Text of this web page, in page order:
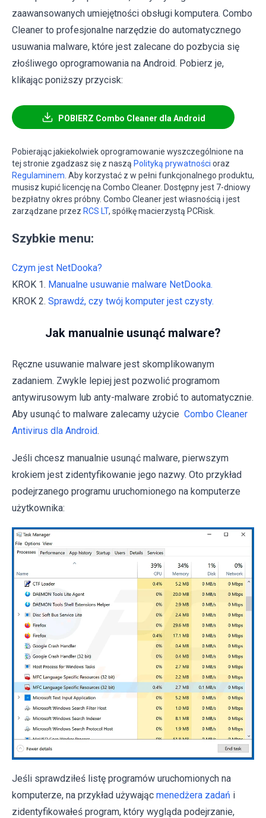
zaawansowanych umiejętności obsługi komputera. Combo
Cleaner to profesjonalne narzędzie do automatycznego
usuwania malware, które jest zalecane do pozbycia się
złośliwego oprogramowania na Android. Pobierz je,
klikając poniższy przycisk:
POBIERZ Combo Cleaner dla Android
Pobierając jakiekolwiek oprogramowanie wyszczególnione na
tej stronie zgadzasz się z naszą Polityką prywatności oraz
Regulaminem . Aby korzystać z w pełni funkcjonalnego produktu,
musisz kupić licencję na Combo Cleaner. Dostępny jest 7-dniowy
bezpłatny okres próbny. Combo Cleaner jest własnością i jest
zarządzane przez RCS LT, spółkę macierzystą PCRisk.
Szybkie menu:
Czym jest NetDooka?
KROK 1. Manualne usuwanie malware NetDooka.
KROK 2. Sprawdź, czy twój komputer jest czysty.
Jak manualnie usunąć malware?
Ręczne usuwanie malware jest skomplikowanym
zadaniem. Zwykle lepiej jest pozwolić programom
antywirusowym lub anty-malware zrobić to automatycznie.
Aby usunąć to malware zalecamy użycie Combo Cleaner
Antivirus dla Android.
Jeśli chcesz manualnie usunąć malware, pierwszym
krokiem jest zidentyfikowanie jego nazwy. Oto przykład
podejrzanego programu uruchomionego na komputerze
użytkownika:
Jeśli sprawdziłeś listę programów uruchomionych na
komputerze, na przykład używając menedżera zadań i
zidentyfikowałeś program, który wygląda podejrzanie,